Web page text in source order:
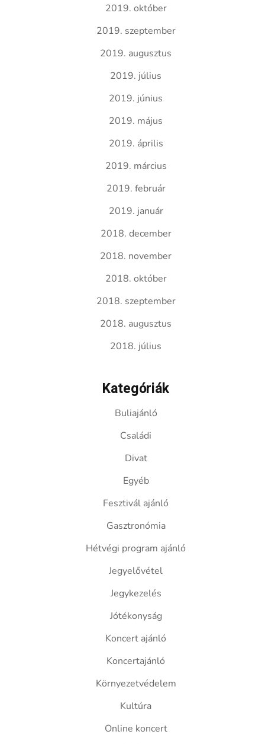
2019. október
2019. szeptember
2019. augusztus
2019. július
2019. június
2019. május
2019. április
2019. március
2019. február
2019. január
2018. december
2018. november
2018. október
2018. szeptember
2018. augusztus
2018. július
Kategóriák
Buliajánló
Családi
Divat
Egyéb
Fesztivál ajánló
Gasztronómia
Hétvégi program ajánló
Jegyelővétel
Jegykezelés
Jótékonyság
Koncert ajánló
Koncertajánló
Környezetvédelem
Kultúra
Online koncert